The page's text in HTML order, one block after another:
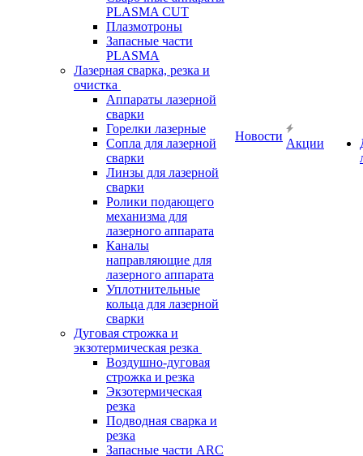
PLASMA CUT
Плазмотроны
Запасные части
PLASMA
Лазерная сварка, резка и
очистка
Аппараты лазерной
сварки
Горелки лазерные
Сопла для лазерной
сварки
Линзы для лазерной
сварки
Ролики подающего
механизма для
лазерного аппарата
Каналы
направляющие для
лазерного аппарата
Уплотнительные
кольца для лазерной
сварки
Дуговая строжка и
экзотермическая резка
Воздушно-дуговая
строжка и резка
Экзотермическая
резка
Подводная сварка и
резка
Запасные части ARC
Новости
Акции